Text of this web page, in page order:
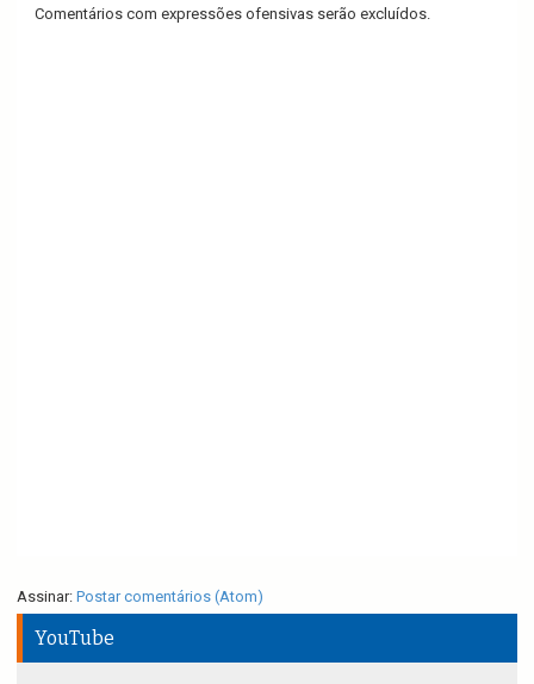
Comentários com expressões ofensivas serão excluídos.
Assinar: Postar comentários (Atom)
YouTube